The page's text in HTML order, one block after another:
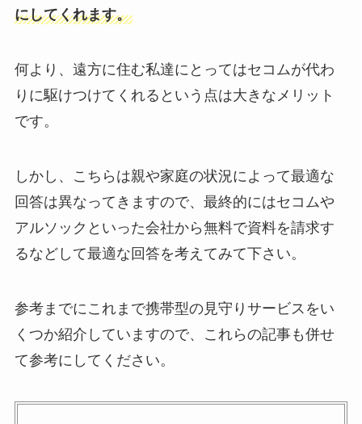
にしてくれます。
何より、遠方に住む私達にとってはセコムが代わ
りに駆けつけてくれるという点は大きなメリット
です。
しかし、こちらは親や家庭の状況によって最適な
回答は異なってきますので、最終的にはセコムや
アルソックといった会社から無料で資料を請求す
るなどして最適な回答を考えてみて下さい。
参考までにこれまで携帯型の見守りサービスをい
くつか紹介していますので、これらの記事も併せ
て参考にしてください。